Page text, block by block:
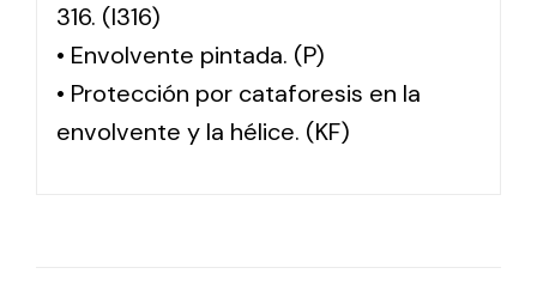
316. (I316)
• Envolvente pintada. (P)
• Protección por cataforesis en la
envolvente y la hélice. (KF)